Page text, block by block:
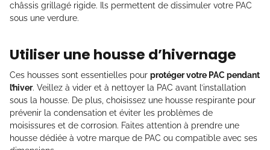
châssis grillagé rigide. Ils permettent de dissimuler votre PAC
sous une verdure.
Utiliser une housse d’hivernage
Ces housses sont essentielles pour protéger votre PAC pendant
l’hiver. Veillez à vider et à nettoyer la PAC avant l’installation
sous la housse. De plus, choisissez une housse respirante pour
prévenir la condensation et éviter les problèmes de
moisissures et de corrosion. Faites attention à prendre une
housse dédiée à votre marque de PAC ou compatible avec ses